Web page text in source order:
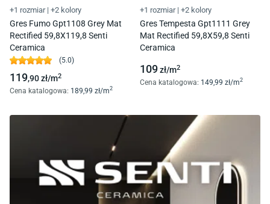
+1 rozmiar | +2 kolory
Gres Fumo Gpt1108 Grey Mat
Rectified 59,8X119,8 Senti
Ceramica
(5.0)
119,90zł/m2
Cena katalogowa: 189 ,99 zł/m2
+1 rozmiar | +2 kolory
Gres Tempesta Gpt1111 Grey
Mat Rectified 59,8X59,8 Senti
Ceramica
109zł/m2
Cena katalogowa: 149 ,99 zł/m2